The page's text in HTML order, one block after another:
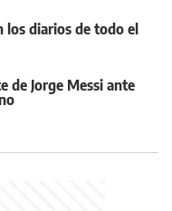
los diarios de todo el
de Jorge Messi ante